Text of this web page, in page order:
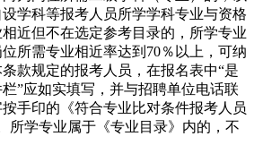
学科等报考人员所学学科专业与资格
近但不在选定参考目录的，所学专业
所需专业相近率达到70％以上，可纳
款规定的报考人员，在报名表中“是
”应如实填写，并与招聘单位电话联
手印的《符合专业比对条件报考人员
所学专业属于《专业目录》内的，不